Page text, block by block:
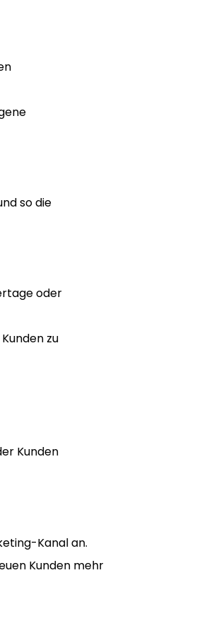
so die
oder
zu
Kunden
Kanal an.
Kunden mehr